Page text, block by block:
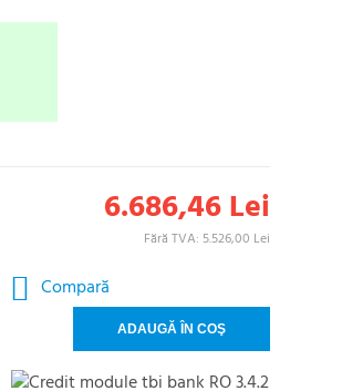
6.686,46 Lei
Fără TVA: 5.526,00 Lei
Compară